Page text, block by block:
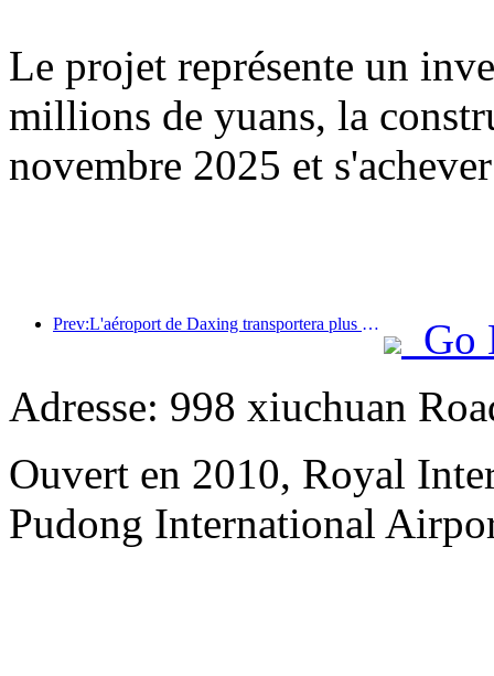
Le projet représente un
millions de yuans, la
novembre 2025 et
Prev:L'aéroport de Daxing transportera plus de 1,3 million de passagers pendant les vacances de la « Fête nationale » en 2025
Go
Adresse: 998 xiuchuan
Ouvert en 2010, Royal
Pudong International